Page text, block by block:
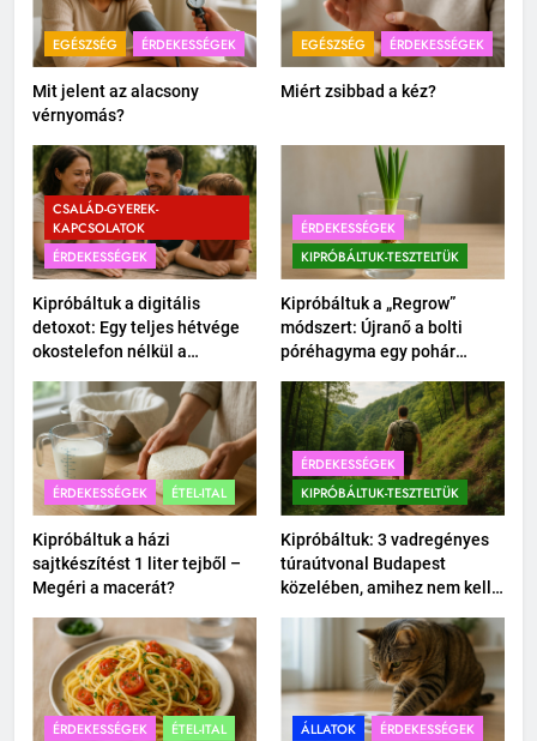
EGÉSZSÉG ÉRDEKESSÉGEK
Mit jelent az alacsony
vérnyomás?
EGÉSZSÉG ÉRDEKESSÉGEK
Miért zsibbad a kéz?
CSALÁD-GYEREK-
KAPCSOLATOK
ÉRDEKESSÉGEK
Kipróbáltuk a digitális
detoxot: Egy teljes hétvége
okostelefon nélkül a
ÉRDEKESSÉGEK
KIPRÓBÁLTUK-TESZTELTÜK
Kipróbáltuk a „Regrow”
módszert: Újranő a bolti
póréhagyma egy pohár
ÉRDEKESSÉGEK ÉTEL-ITAL
Kipróbáltuk a házi
sajtkészítést 1 liter tejből –
Megéri a macerát?
ÉRDEKESSÉGEK
KIPRÓBÁLTUK-TESZTELTÜK
Kipróbáltuk: 3 vadregényes
túraútvonal Budapest
közelében, amihez nem kell
ÉRDEKESSÉGEK ÉTEL-ITAL ÁLLATOK ÉRDEKESSÉGEK